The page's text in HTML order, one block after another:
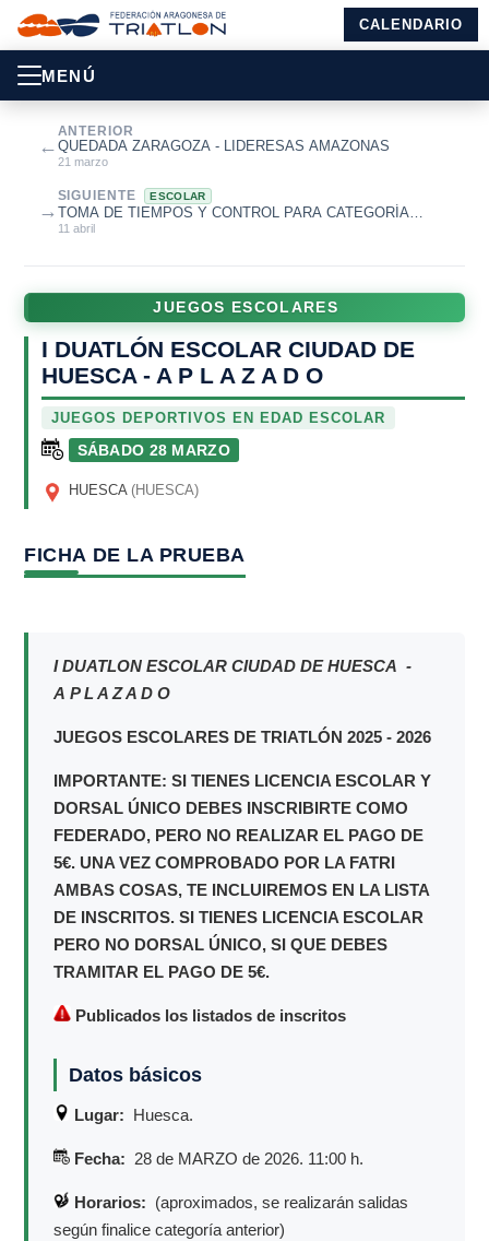
CALENDARIO
MENÚ
←
ANTERIOR
QUEDADA ZARAGOZA - LIDERESAS AMAZONAS
21 marzo
SIGUIENTE ESCOLAR
TOMA DE TIEMPOS Y CONTROL PARA CATEGORÍA
INFANTIL
11 abril
→
JUEGOS ESCOLARES
I DUATLÓN ESCOLAR CIUDAD DE
HUESCA - A P L A Z A D O
JUEGOS DEPORTIVOS EN EDAD ESCOLAR
SÁBADO 28 MARZO
HUESCA (HUESCA)
FICHA DE LA PRUEBA
I DUATLON ESCOLAR CIUDAD DE HUESCA -
A P L A Z A D O
JUEGOS ESCOLARES DE TRIATLÓN 2025 - 2026
IMPORTANTE: SI TIENES LICENCIA ESCOLAR Y
DORSAL ÚNICO DEBES INSCRIBIRTE COMO
FEDERADO, PERO NO REALIZAR EL PAGO DE
5€. UNA VEZ COMPROBADO POR LA FATRI
AMBAS COSAS, TE INCLUIREMOS EN LA LISTA
DE INSCRITOS. SI TIENES LICENCIA ESCOLAR
PERO NO DORSAL ÚNICO, SI QUE DEBES
TRAMITAR EL PAGO DE 5€.
Publicados los listados de inscritos
Datos básicos
Lugar: Huesca.
Fecha: 28 de MARZO de 2026. 11:00 h.
Horarios: (aproximados, se realizarán salidas
según finalice categoría anterior)